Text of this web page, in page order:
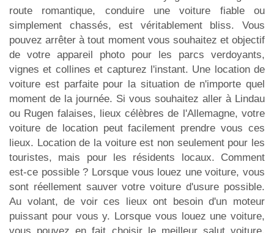
route romantique, conduire une voiture fiable ou
simplement chassés, est véritablement bliss. Vous
pouvez arrêter à tout moment vous souhaitez et objectif
de votre appareil photo pour les parcs verdoyants,
vignes et collines et capturez l'instant. Une location de
voiture est parfaite pour la situation de n'importe quel
moment de la journée. Si vous souhaitez aller à Lindau
ou Rugen falaises, lieux célèbres de l'Allemagne, votre
voiture de location peut facilement prendre vous ces
lieux. Location de la voiture est non seulement pour les
touristes, mais pour les résidents locaux. Comment
est-ce possible ? Lorsque vous louez une voiture, vous
sont réellement sauver votre voiture d'usure possible.
Au volant, de voir ces lieux ont besoin d'un moteur
puissant pour vous y. Lorsque vous louez une voiture,
vous pouvez en fait choisir le meilleur salut voiture,